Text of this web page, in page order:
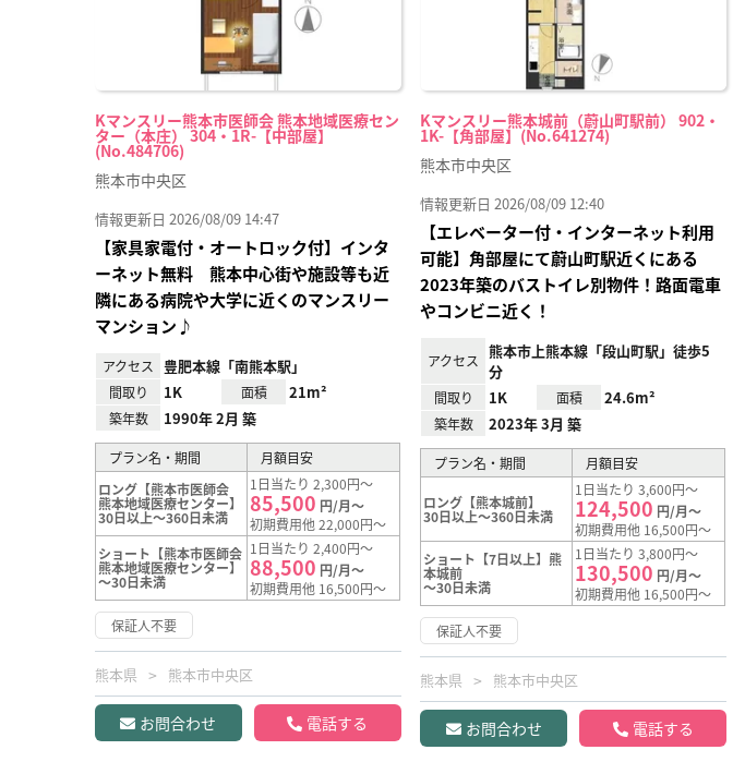
Kマンスリー熊本市医師会 熊本地域医療セン
ター（本庄） 304・1R-【中部屋】
(No.484706)
熊本市中央区
情報更新日 2026/08/09 14:47
【家具家電付・オートロック付】インタ
ーネット無料 熊本中心街や施設等も近
隣にある病院や大学に近くのマンスリー
マンション♪
アクセス 豊肥本線「南熊本駅」
間取り 1K 面積 21m²
築年数 1990年 2月 築
プラン名・期間
月額目安
ロング【熊本市医師会
熊本地域医療センター】
30日以上～360日未満
1日当たり 2,300円～
85,500 円/月～
初期費用他 22,000円～
ショート【熊本市医師会
熊本地域医療センター】
～30日未満
1日当たり 2,400円～
88,500 円/月～
初期費用他 16,500円～
保証人不要
熊本県 熊本市中央区
お問合わせ 電話する
Kマンスリー熊本城前（蔚山町駅前） 902・
1K-【角部屋】(No.641274)
熊本市中央区
情報更新日 2026/08/09 12:40
【エレベーター付・インターネット利用
可能】角部屋にて蔚山町駅近くにある
2023年築のバストイレ別物件！路面電車
やコンビニ近く！
アクセス
熊本市上熊本線「段山町駅」徒歩5
分
間取り 1K 面積 24.6m²
築年数 2023年 3月 築
プラン名・期間 月額目安
ロング【熊本城前】
30日以上～360日未満
1日当たり 3,600円～
124,500 円/月～
初期費用他 16,500円～
ショート【7日以上】熊
本城前
～30日未満
1日当たり 3,800円～
130,500 円/月～
初期費用他 16,500円～
保証人不要
熊本県 熊本市中央区
お問合わせ 電話する